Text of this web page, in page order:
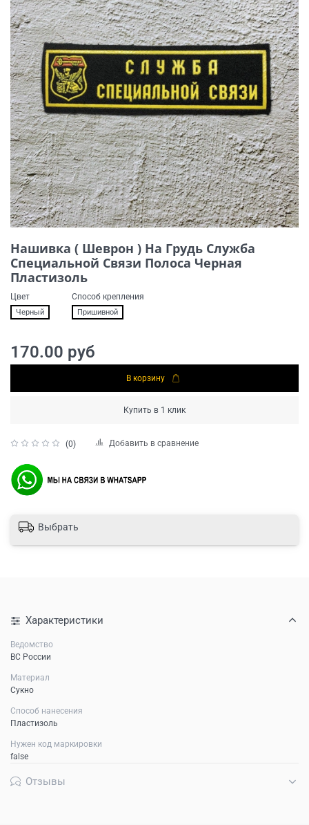
Нашивка ( Шеврон ) На Грудь Служба
Специальной Связи Полоса Черная
Пластизоль
(0) Добавить в сравнение
Цвет
Черный
Способ крепления
Пришивной
170.00 руб
В корзину
Купить в 1 клик
Выбрать
Характеристики
Ведомство
ВС России
Материал
Сукно
Способ нанесения
Пластизоль
Нужен код маркировки
false
Отзывы